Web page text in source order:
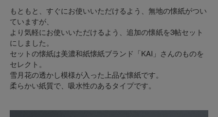
もともと、すぐにお使いいただけるよう、無地の懐紙がつい
ていますが、
より気軽にお使いいただけるよう、追加の懐紙を3帖セット
にしました。
セットの懐紙は美濃和紙懐紙ブランド「KAI」さんのものを
セレクト。
雪月花の透かし模様が入った上品な懐紙です。
柔らかい紙質で、吸水性のあるタイプです。